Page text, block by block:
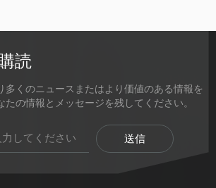
読
多くのニュースまたはより価値のある情報を
の情報とメッセージを残してください。